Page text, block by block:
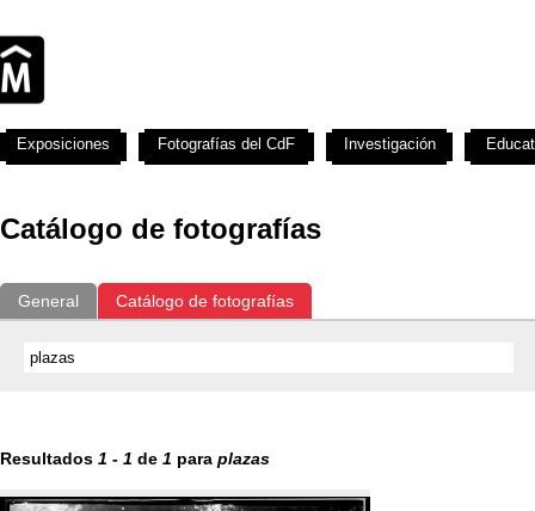
Catálogo de fotografías
General Catálogo de fotografías
Resultados 1 - 1 de 1 para plazas
Exposiciones Fotografías del CdF Investigación